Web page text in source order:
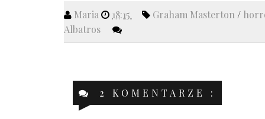
Maria 18:15 Graham Masterton /
Albatros
2 KOMENTARZE :